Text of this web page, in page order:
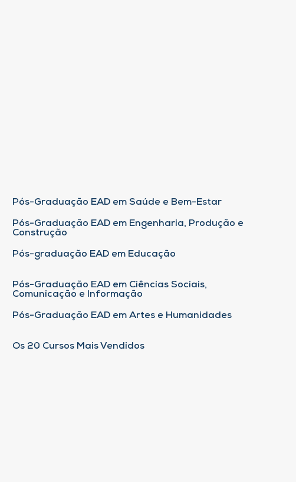
Pós-Graduação EAD em Saúde e Bem-Estar
Pós-Graduação EAD em Engenharia, Produção e
Construção
Pós-graduação EAD em Educação
Pós-Graduação EAD em Ciências Sociais,
Comunicação e Informação
Pós-Graduação EAD em Artes e Humanidades
Os 20 Cursos Mais Vendidos